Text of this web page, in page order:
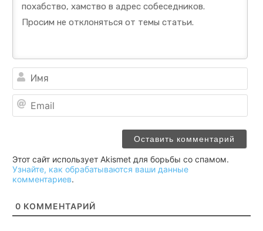
Этот сайт использует Akismet для борьбы со спамом.
Узнайте, как обрабатываются ваши данные
комментариев.
0 КОММЕНТАРИЙ